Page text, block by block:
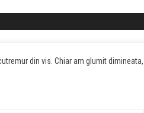
din vis. Chiar am glumit dimineata,